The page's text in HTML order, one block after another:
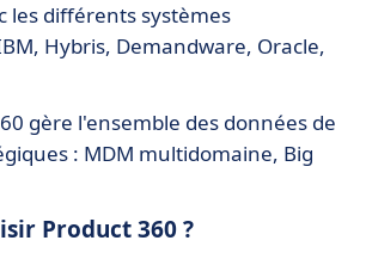
les différents systèmes
Hybris, Demandware, Oracle,
gère l'ensemble des données de
: MDM multidomaine, Big
Product 360 ?